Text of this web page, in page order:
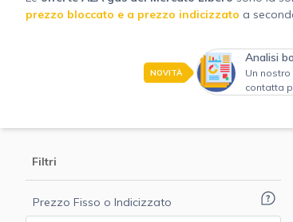
prezzo bloccato e a prezzo indicizzato a
NOVITÀ
Analisi
Un
contatta
Filtri
Prezzo Fisso o Indicizzato